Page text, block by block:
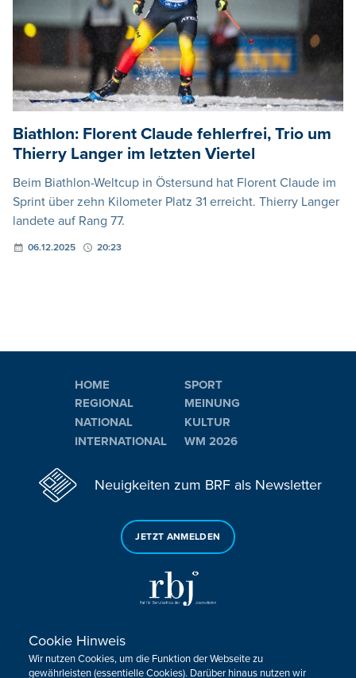
Biathlon: Florent Claude fehlerfrei, Trio um
Thierry Langer im letzten Viertel
Beim Biathlon-Weltcup in Östersund hat Florent Claude im
Sprint über zehn Kilometer Platz 31 erreicht. Thierry Langer
landete auf Rang 77.
06.12.2025 20:23
HOME
REGIONAL
NATIONAL
INTERNATIONAL
SPORT
MEINUNG
KULTUR
WM 2026
Neuigkeiten zum BRF als Newsletter
JETZT ANMELDEN
Sie haben noch Fragen oder Anmerkungen?
KONTAKTIEREN SIE UNS!
Cookie Hinweis
Wir nutzen Cookies, um die Funktion der Webseite zu
gewährleisten (essentielle Cookies). Darüber hinaus nutzen wir